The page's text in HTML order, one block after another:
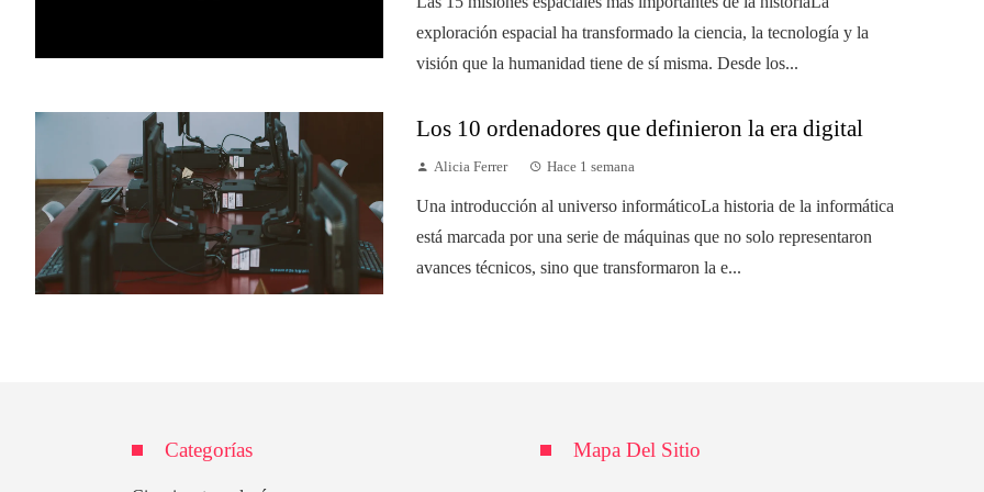
exploración espacial ha transformado la ciencia, la tecnología y la
visión que la humanidad tiene de sí misma. Desde los...
Los 10 ordenadores que definieron la era digital
Alicia Ferrer Hace 1 semana
Una introducción al universo informáticoLa historia de la informática
está marcada por una serie de máquinas que no solo representaron
avances técnicos, sino que transformaron la e...
Categorías Mapa Del Sitio